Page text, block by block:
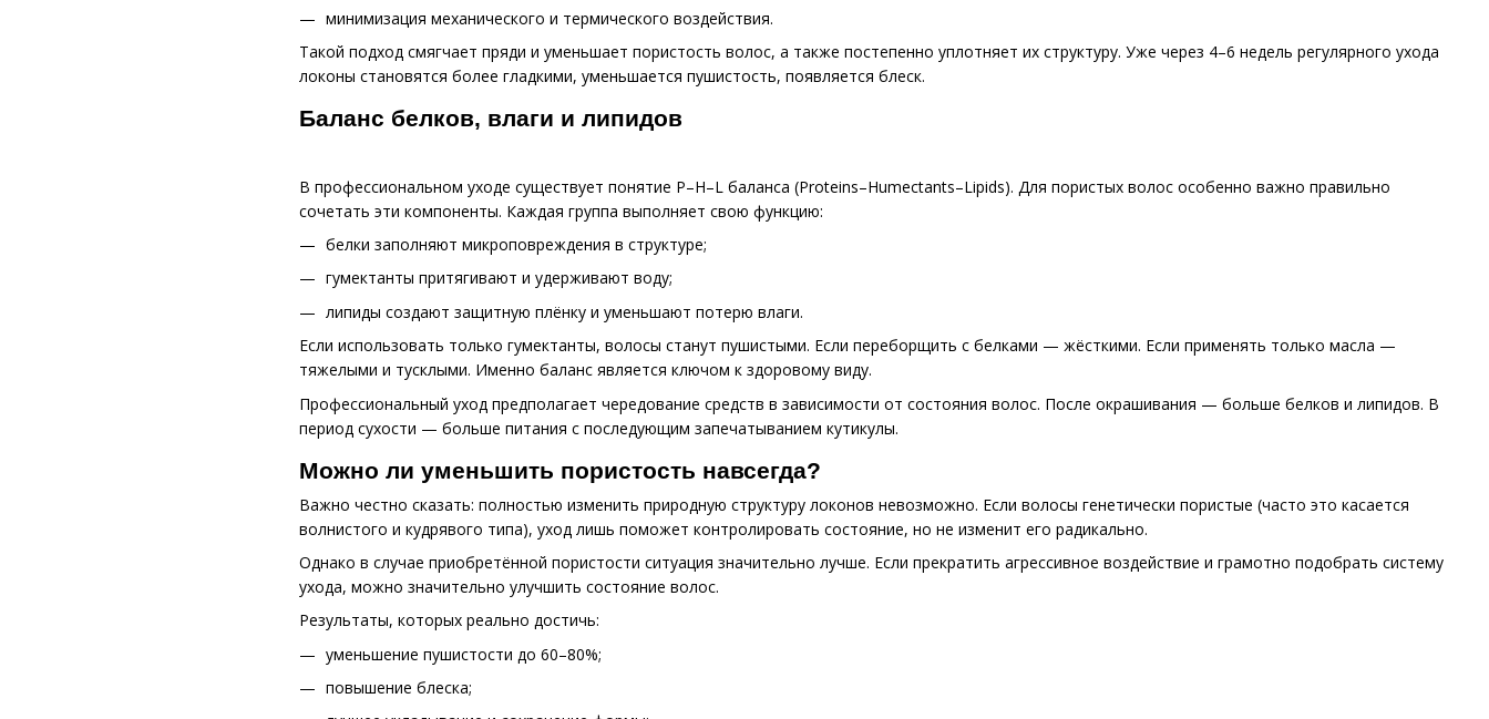
минимизация механического и термического воздействия.
Такой подход смягчает пряди и уменьшает пористость волос, а также постепенно уплотняет их структуру. Уже через 4–6 недель регулярного ухода
локоны становятся более гладкими, уменьшается пушистость, появляется блеск.
Баланс белков, влаги и липидов
В профессиональном уходе существует понятие P–H–L баланса (Proteins–Humectants–Lipids). Для пористых волос особенно важно правильно
сочетать эти компоненты. Каждая группа выполняет свою функцию:
белки заполняют микроповреждения в структуре;
гумектанты притягивают и удерживают воду;
липиды создают защитную плёнку и уменьшают потерю влаги.
Если использовать только гумектанты, волосы станут пушистыми. Если переборщить с белками — жёсткими. Если применять только масла —
тяжелыми и тусклыми. Именно баланс является ключом к здоровому виду.
Профессиональный уход предполагает чередование средств в зависимости от состояния волос. После окрашивания — больше белков и липидов. В
период сухости — больше питания с последующим запечатыванием кутикулы.
Можно ли уменьшить пористость навсегда?
Важно честно сказать: полностью изменить природную структуру локонов невозможно. Если волосы генетически пористые (часто это касается
волнистого и кудрявого типа), уход лишь поможет контролировать состояние, но не изменит его радикально.
Однако в случае приобретённой пористости ситуация значительно лучше. Если прекратить агрессивное воздействие и грамотно подобрать систему
ухода, можно значительно улучшить состояние волос.
Результаты, которых реально достичь:
уменьшение пушистости до 60–80%;
повышение блеска;